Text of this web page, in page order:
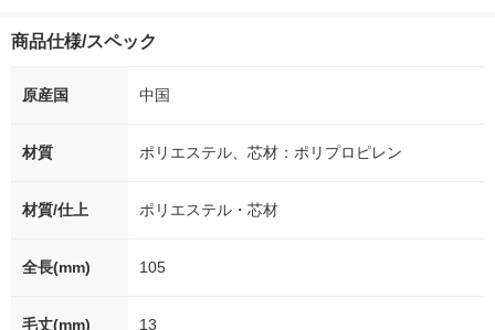
商品仕様/スペック
原産国 中国
材質 ポリエステル、芯材：ポリプロピレン
材質/仕上 ポリエステル・芯材
全長(mm) 105
毛丈(mm) 13